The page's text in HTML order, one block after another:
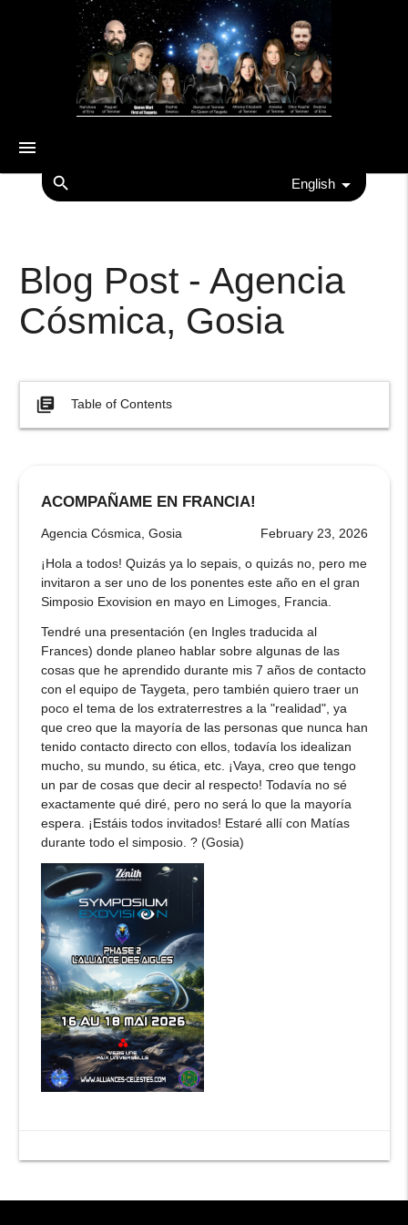
menu
search English
Blog Post - Agencia
Cósmica, Gosia
library_books Table of Contents
ACOMPAÑAME EN FRANCIA!
Agencia Cósmica, Gosia February 23, 2026
¡Hola a todos! Quizás ya lo sepais, o quizás no, pero me
invitaron a ser uno de los ponentes este año en el gran
Simposio Exovision en mayo en Limoges, Francia.
Tendré una presentación (en Ingles traducida al
Frances) donde planeo hablar sobre algunas de las
cosas que he aprendido durante mis 7 años de contacto
con el equipo de Taygeta, pero también quiero traer un
poco el tema de los extraterrestres a la "realidad", ya
que creo que la mayoría de las personas que nunca han
tenido contacto directo con ellos, todavía los idealizan
mucho, su mundo, su ética, etc. ¡Vaya, creo que tengo
un par de cosas que decir al respecto! Todavía no sé
exactamente qué diré, pero no será lo que la mayoría
espera. ¡Estáis todos invitados! Estaré allí con Matías
durante todo el simposio. ? (Gosia)